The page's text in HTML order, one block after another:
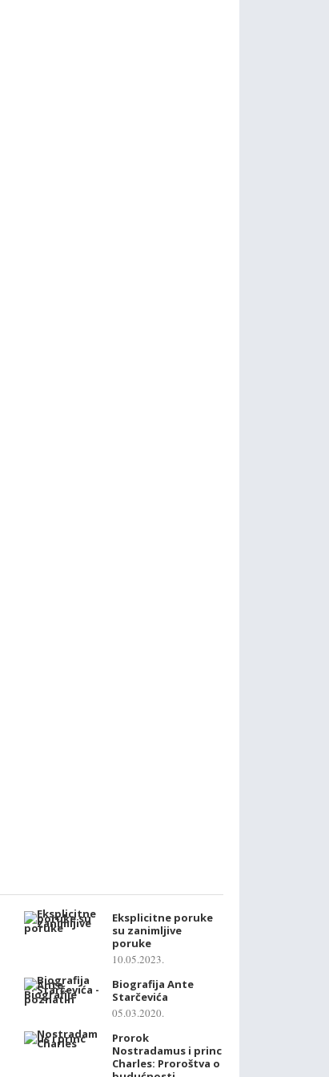
Eksplicitne poruke
su zanimljive
poruke
10.05.2023.
Biografija Ante
Starčevića
05.03.2020.
Prorok
Nostradamus i princ
Charles: Proroštva o